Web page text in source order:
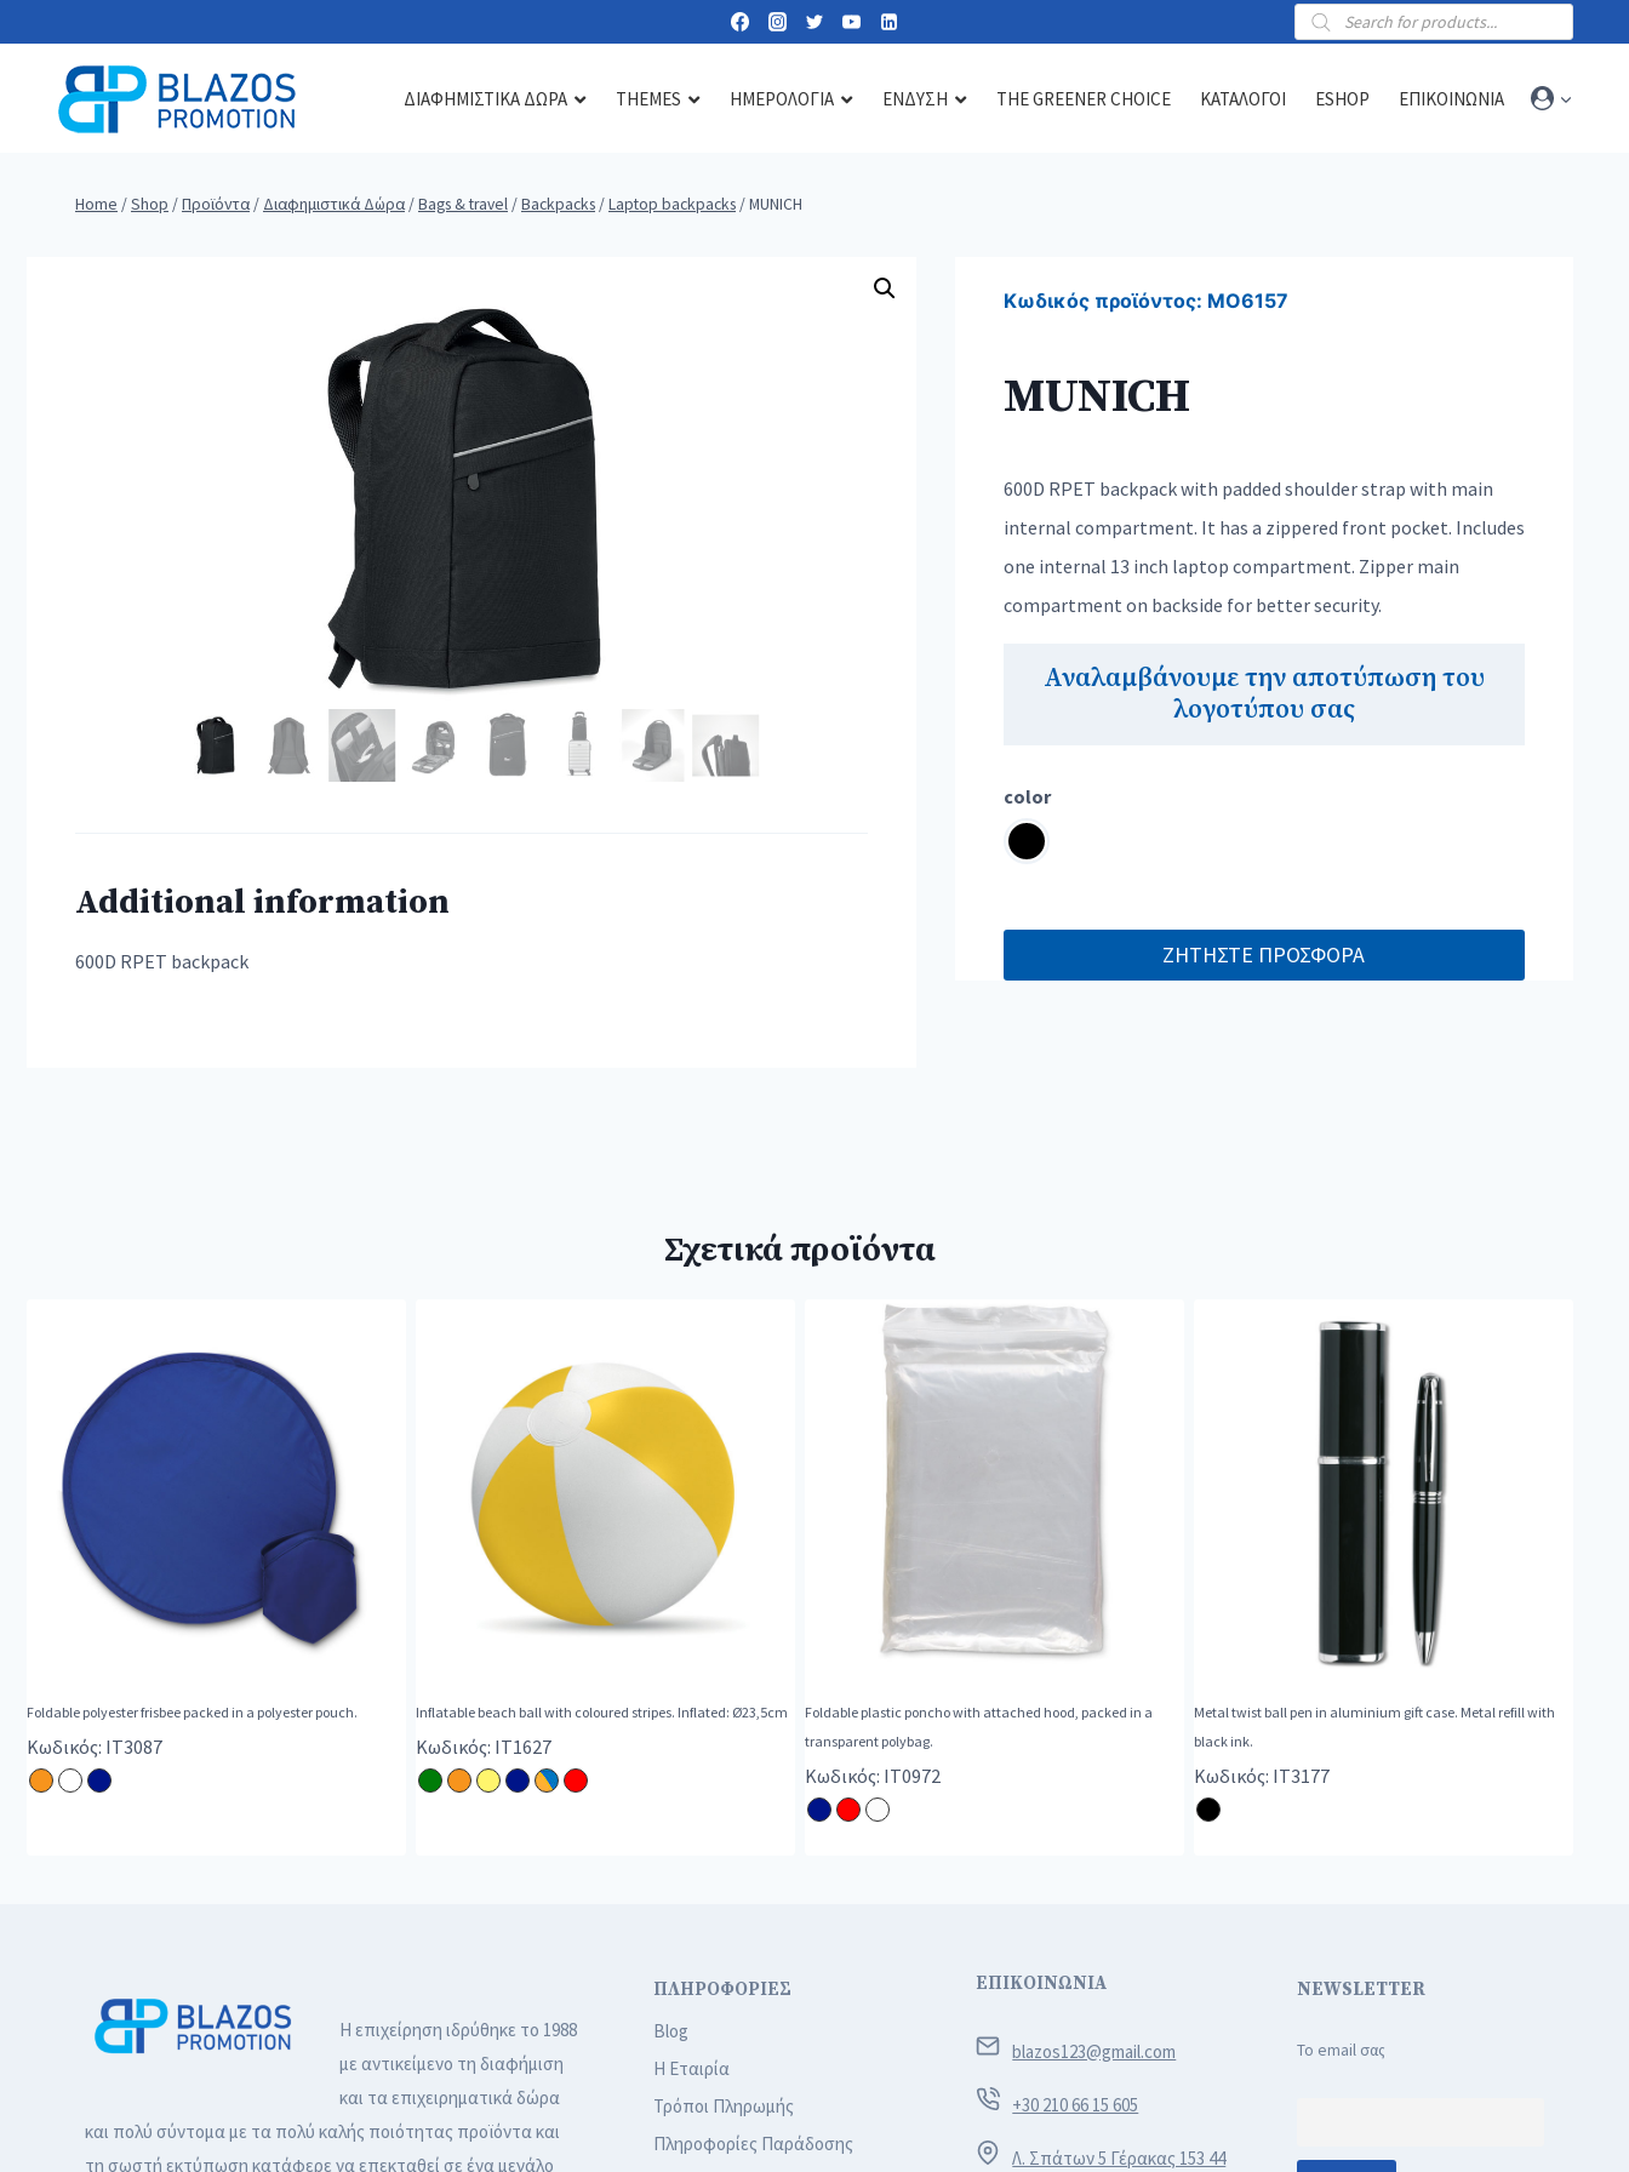
content
Products
search
ΔΙΑΦΗΜΙΣΤΙΚΑ ΔΩΡΑ THEMES ΗΜΕΡΟΛΟΓΙΑ ΕΝΔΥΣΗ THE GREENER CHOICE ΚΑΤΑΛΟΓΟΙ ESHOP ΕΠΙΚΟΙΝΩΝΙΑ
Home /Shop /Προϊόντα / Διαφημιστικά Δώρα /Bags & travel /Backpacks /Laptop backpacks /MUNICH
Additional information
600D RPET backpack
Κωδικός προϊόντος: MO6157
MUNICH
600D RPET backpack with padded shoulder strap with main
internal compartment. It has a zippered front pocket. Includes
one internal 13 inch laptop compartment. Zipper main
compartment on backside for better security.
Αναλαμβάνουμε την αποτύπωση του
λογοτύπου σας
color
ΖΗΤΗΣΤΕ ΠΡΟΣΦΟΡΑ
Σχετικά προϊόντα
Foldable polyester frisbee packed in a polyester pouch.
Κωδικός: IT3087
Inflatable beach ball with coloured stripes. Inflated: Ø23,5cm
Κωδικός: IT1627
Foldable plastic poncho with attached hood, packed in a
transparent polybag.
Κωδικός: IT0972
Metal twist ball pen in aluminium gift case. Metal refill with
black ink.
Κωδικός: IT3177
Η επιχείρηση ιδρύθηκε το 1988
με αντικείμενο τη διαφήμιση
και τα επιχειρηματικά δώρα
και πολύ σύντομα με τα πολύ καλής ποιότητας προϊόντα και
τη σωστή εκτύπωση κατάφερε να επεκταθεί σε ένα μεγάλο
ΠΛΗΡΟΦΟΡΙΕΣ
Blog
Η Εταιρία
Τρόποι Πληρωμής
Πληροφορίες Παράδοσης
ΕΠΙΚΟΙΝΩΝΙΑ
blazos123@gmail.com
+30 210 66 15 605
Λ. Σπάτων 5 Γέρακας 153 44
NEWSLETTER
Το email σας